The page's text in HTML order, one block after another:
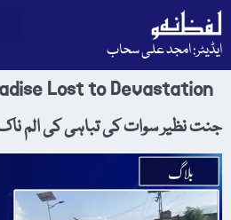
ایڈیٹر: امجد علی سحاب
Lost to Devastation
جنت نظیر سوات کی تباہی کی الم